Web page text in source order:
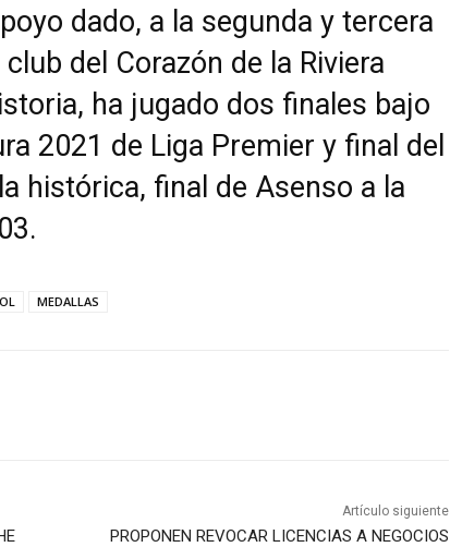
dado, a la segunda y tercera
del Corazón de la Riviera
ha jugado dos finales bajo
2021 de Liga Premier y final del
histórica, final de Asenso a la
MEDALLAS
Artículo siguiente
PROPONEN REVOCAR LICENCIAS A NEGOCIOS